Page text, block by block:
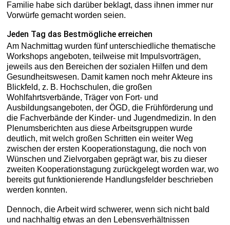
Familie habe sich darüber beklagt, dass ihnen immer nur
Vorwürfe gemacht worden seien.
Jeden Tag das Bestmögliche erreichen
Am Nachmittag wurden fünf unterschiedliche thematische
Workshops angeboten, teilweise mit Impulsvorträgen,
jeweils aus den Bereichen der sozialen Hilfen und dem
Gesundheitswesen. Damit kamen noch mehr Akteure ins
Blickfeld, z. B. Hochschulen, die großen
Wohlfahrtsverbände, Träger von Fort- und
Ausbildungsangeboten, der ÖGD, die Frühförderung und
die Fachverbände der Kinder- und Jugendmedizin. In den
Plenumsberichten aus diese Arbeitsgruppen wurde
deutlich, mit welch großen Schritten ein weiter Weg
zwischen der ersten Kooperationstagung, die noch von
Wünschen und Zielvorgaben geprägt war, bis zu dieser
zweiten Kooperationstagung zurückgelegt worden war, wo
bereits gut funktionierende Handlungsfelder beschrieben
werden konnten.
Dennoch, die Arbeit wird schwerer, wenn sich nicht bald
und nachhaltig etwas an den Lebensverhältnissen